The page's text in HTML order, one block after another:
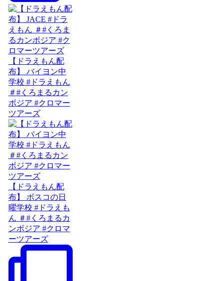
【ドラえもん配
布】 バイヨン中
学校 #ドラえもん
＃#くろまるカン
ボジア #クロマー
ツアーズ
【ドラえもん配
布】 ボスコの日
曜学校 #ドラえも
ん ＃#くろまるカ
ンボジア #クロマ
ーツアーズ